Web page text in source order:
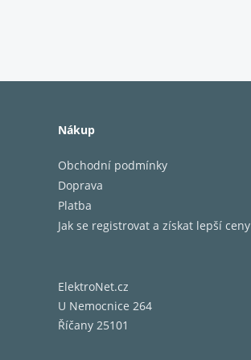
Nákup
Obchodní podmínky
Doprava
Platba
Jak se registrovat a získat lepší ceny
ElektroNet.cz
U Nemocnice 264
Říčany 25101